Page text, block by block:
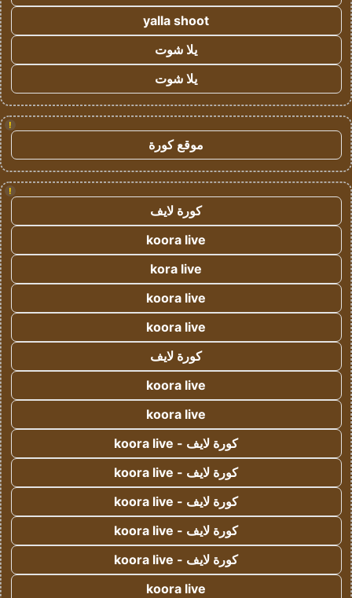
yalla shoot
يلا شوت
يلا شوت
!
موقع كورة
!
كورة لايف
koora live
kora live
koora live
koora live
كورة لايف
koora live
koora live
كورة لايف - koora live
كورة لايف - koora live
كورة لايف - koora live
كورة لايف - koora live
كورة لايف - koora live
koora live